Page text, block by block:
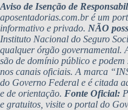
Aviso de Isenção de
aposentadorias.com.br é um
informativo e privado. NÃO
Instituto Nacional do Seguro
qualquer órgão governamental.
são de domínio público e
nos canais oficiais. A marca
do Governo Federal e é citada
e de orientação. Fonte Oficial:
e gratuitos, visite o portal do